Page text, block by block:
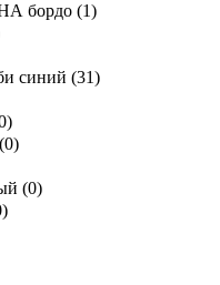
бордо (1)
синий (31)
)
0)
(0)
)